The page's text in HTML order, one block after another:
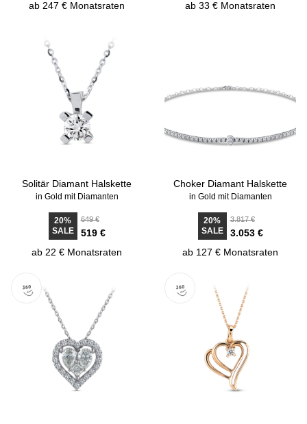
ab 247 € Monatsraten
ab 33 € Monatsraten
Solitär Diamant Halskette
in Gold mit Diamanten
20%
SALE
649 €
519 €
ab 22 € Monatsraten
Choker Diamant Halskette
in Gold mit Diamanten
20%
SALE
3.817 €
3.053 €
ab 127 € Monatsraten